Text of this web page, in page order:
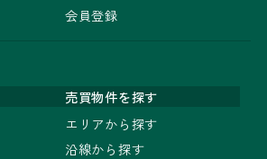
会員登録
売買物件を探す
エリアから探す
沿線から探す